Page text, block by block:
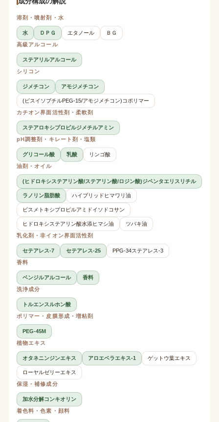
溶剤・噴射剤・水
水 ＤＰＧ エタノール
ＢＧ
高級アルコール
ステアリルアルコール
シリコン
ジメチコン アモジメチコン
(ビスイソブチルPEG-15/アモジメチコン)コポリマー
カチオン界面活性剤・柔軟剤
ステアロキシプロピルジメチルアミン
pH調整剤・キレート剤・塩類
グリコール酸 乳酸
リンゴ酸
油剤・オイル
(ヒドロキシステアリン酸/ステアリン酸/ロジン酸)ジペンタエリスリチル
ラノリン脂肪酸 ハイブリッドヒマワリ油
ビスメトキシプロピルアミドイソドコサン
ヒドロキシステアリン酸水添ヒマシ油
ツバキ油
乳化剤・非イオン界面活性剤
セテアレス-7 セテアレス-25
PPG-34ステアレス-3
香料
ベンジルアルコール
香料
洗浄成分
トルエンスルホン酸
ポリマー・皮膜形成・増粘剤
PEG-45M
植物エキス
オタネニンジンエキス アロエベラエキス-1 ゲットウ葉エキス
ローヤルゼリーエキス
保湿・補修成分
加水分解コンキオリン
着色料・色素・顔料